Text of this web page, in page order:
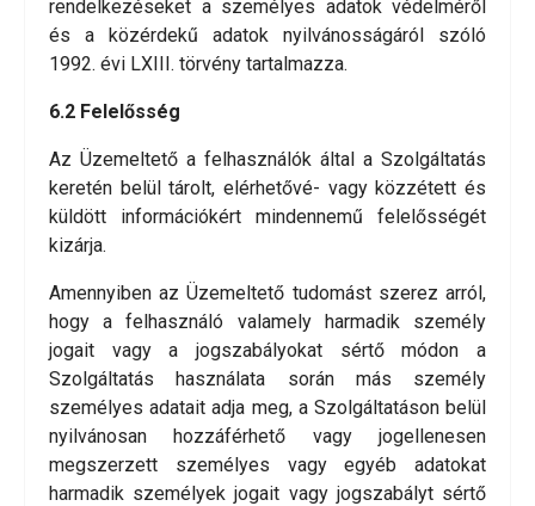
rendelkezéseket a személyes adatok védelméről
és a közérdekű adatok nyilvánosságáról szóló
1992. évi LXIII. törvény tartalmazza.
6.2 Felelősség
Az Üzemeltető a felhasználók által a Szolgáltatás
keretén belül tárolt, elérhetővé- vagy közzétett és
küldött információkért mindennemű felelősségét
kizárja.
Amennyiben az Üzemeltető tudomást szerez arról,
hogy a felhasználó valamely harmadik személy
jogait vagy a jogszabályokat sértő módon a
Szolgáltatás használata során más személy
személyes adatait adja meg, a Szolgáltatáson belül
nyilvánosan hozzáférhető vagy jogellenesen
megszerzett személyes vagy egyéb adatokat
harmadik személyek jogait vagy jogszabályt sértő